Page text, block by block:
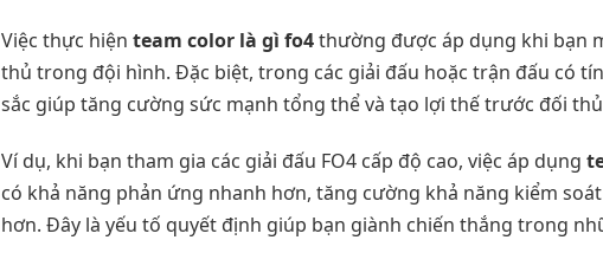
Việc thực hiện team color là gì fo4thường được áp dụng khi bạn
thủ trong đội hình. Đặc biệt, trong các giải đấu hoặc trận đấu có
sắc giúp tăng cường sức mạnh tổng thể và tạo lợi thế trước đối
Ví dụ, khi bạn tham gia các giải đấu FO4 cấp độ cao, việc áp dụng
có khả năng phản ứng nhanh hơn, tăng cường khả năng kiểm
hơn. Đây là yếu tố quyết định giúp bạn giành chiến thắng trong